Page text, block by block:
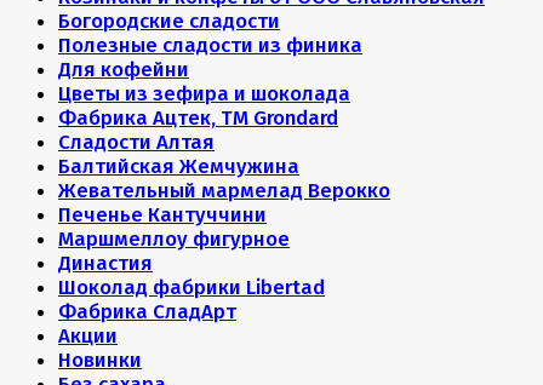
Богородские сладости
Полезные сладости из финика
Для кофейни
Цветы из зефира и шоколада
Фабрика Ацтек, ТМ Grondard
Сладости Алтая
Балтийская Жемчужина
Жевательный мармелад Верокко
Печенье Кантуччини
Маршмеллоу фигурное
Династия
Шоколад фабрики Libertad
Фабрика СладАрт
Акции
Новинки